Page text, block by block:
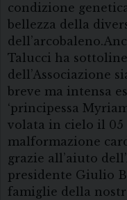
condizione
bellezza della
Talucci ha
dell’Associazione
breve ma intensa
‘principessa
volata in cielo il 05
malformazione
grazie all’aiuto
presidente Giulio
famiglie della